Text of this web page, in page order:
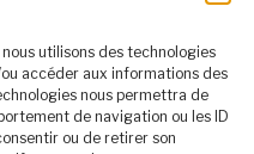
utilisons des technologies
accéder aux informations des
nous permettra de
de navigation ou les ID
ou de retirer son